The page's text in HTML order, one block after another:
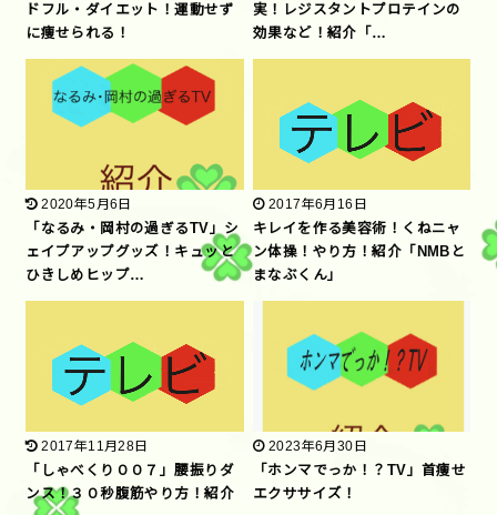
ドフル・ダイエット！運動せず
に痩せられる！
実！レジスタントプロテインの
効果など！紹介「…
2020年5月6日
「なるみ・岡村の過ぎるTV」シ
ェイプアップグッズ！キュッと
ひきしめヒップ…
2017年6月16日
キレイを作る美容術！くねニャ
ン体操！やり方！紹介「NMBと
まなぶくん」
2017年11月28日
「しゃべくり００７」腰振りダ
ンス！３０秒腹筋やり方！紹介
2023年6月30日
「ホンマでっか！？TV」首痩せ
エクササイズ！